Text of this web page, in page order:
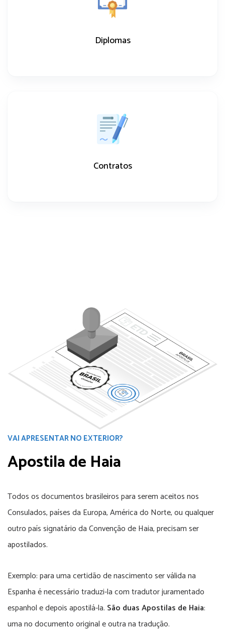
Diplomas
Contratos
VAI APRESENTAR NO EXTERIOR?
Apostila de Haia
Todos os documentos brasileiros para serem aceitos nos
Consulados, países da Europa, América do Norte, ou qualquer
outro país signatário da Convenção de Haia, precisam ser
apostilados.
Exemplo: para uma certidão de nascimento ser válida na
Espanha é necessário traduzi-la com tradutor juramentado
espanhol e depois apostilá-la. São duas Apostilas de Haia:
uma no documento original e outra na tradução.